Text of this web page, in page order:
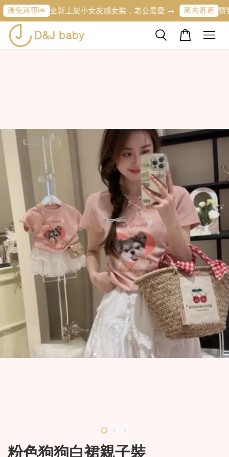
全新上架小女友感女裝，老公最愛 → 來去逛逛 寶寶的第一